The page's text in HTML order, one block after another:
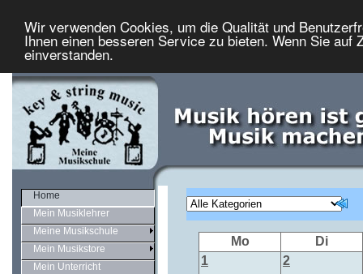
Wir verwenden Cookies, um die Qualität und
Ihnen einen besseren Service zu bieten. Wenn Sie
einverstanden.
Home
Mein Musiklehrer
Meine Musikschule
Mein Musikstore
Mein Unterricht
Mo
Di
1
2